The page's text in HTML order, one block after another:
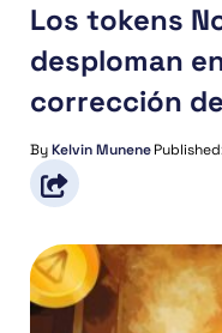
Los tokens
desploman
corrección
ByKelvin Munene